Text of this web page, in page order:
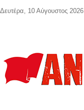
Δευτέρα, 10 Αύγουστος 2026